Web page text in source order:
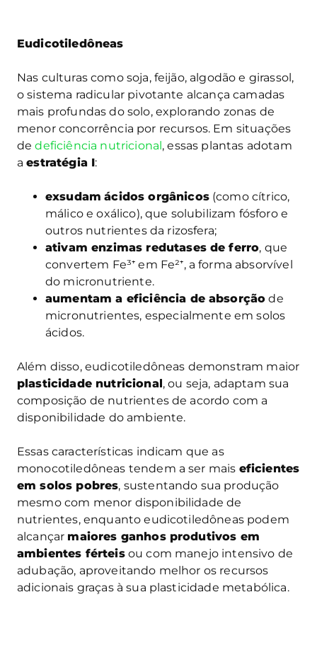
Eudicotiledôneas
Nas culturas como soja, feijão, algodão e girassol,
o sistema radicular pivotante alcança camadas
mais profundas do solo, explorando zonas de
menor concorrência por recursos. Em situações
dedeficiência nutricional, essas plantas adotam
aestratégia I:
exsudam ácidos orgânicos(como cítrico,
málico e oxálico), que solubilizam fósforo e
outros nutrientes da rizosfera;
ativam enzimas redutases de ferro, que
convertem Fe³⁺ em Fe²⁺, a forma absorvível
do micronutriente.
aumentam a eficiência de absorção de
micronutrientes, especialmente em solos
ácidos.
Além disso, eudicotiledôneas demonstram maior
plasticidade nutricional, ou seja, adaptam sua
composição de nutrientes de acordo com a
disponibilidade do ambiente.
Essas características indicam que as
monocotiledôneas tendem a ser mais eficientes
em solos pobres, sustentando sua produção
mesmo com menor disponibilidade de
nutrientes, enquanto eudicotiledôneas podem
alcançar maiores ganhos produtivos em
ambientes férteisou com manejo intensivo de
adubação, aproveitando melhor os recursos
adicionais graças à sua plasticidade metabólica.